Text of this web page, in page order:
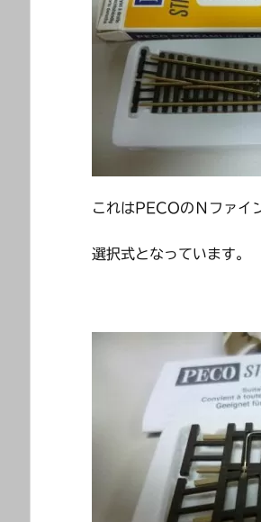
これはPECOのＮファ
選択式となっています。